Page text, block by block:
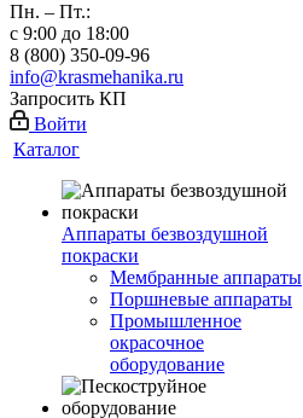
Пн. – Пт.:
с 9:00 до 18:00
8 (800) 350-09-96
info@krasmehanika.ru
Запросить КП
Войти
Каталог
Аппараты безвоздушной
покраски
Мембранные аппараты
Поршневые аппараты
Промышленное
окрасочное
оборудование